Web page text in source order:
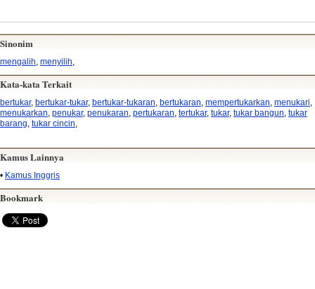
Sinonim
mengalih menyilih
Kata-kata Terkait
bertukar, bertukar-tukar, bertukar-tukaran, bertukaran, mempertukarkan, menukari,
menukarkan, penukar, penukaran, pertukaran, tertukar, tukar, tukar bangun, tukar
barang, tukar cincin,
Kamus Lainnya
• Kamus Inggris
Bookmark